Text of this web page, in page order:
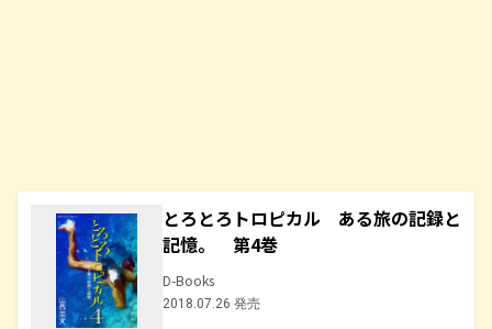
とろとろトロピカル ある旅の記録と
記憶。 第4巻
D-Books
2018.07.26 発売